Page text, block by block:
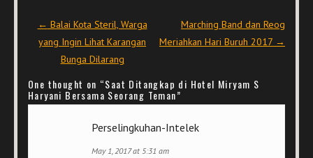
Post navigation
← Balai Kota Steril, Warga
yang Ingin Lihat Karangan
Bunga Dilarang
Marching Band dan Reog
Meriahkan Hari Buruh 2017 →
One thought on “Saat Ditangkap di Hotel Miryam S
Haryani Bersama Seorang Teman”
Perselingkuhan-Intelek
May 1, 2017 at 5:31 am